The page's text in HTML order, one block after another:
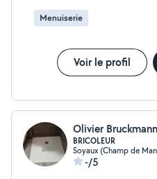
Menuiserie
Voir le profil
Olivier
BRICOLEUR
Soyaux (Champ de
-/5